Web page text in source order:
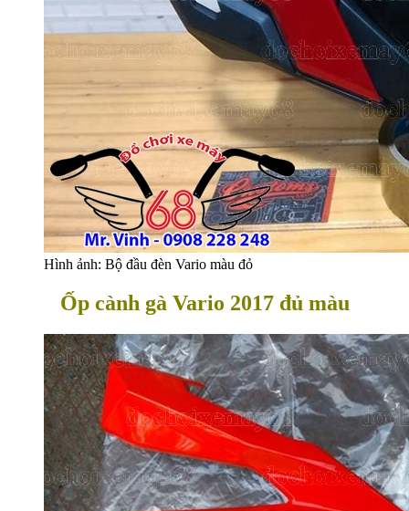
Hình ảnh: Bộ đầu đèn Vario màu đỏ
Ốp cành gà Vario 2017 đủ màu